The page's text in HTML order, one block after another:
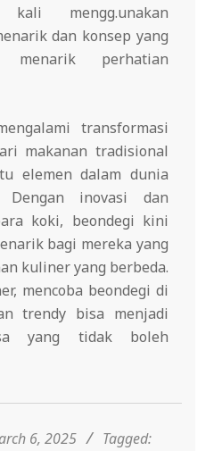
mengg.unakan
dan konsep yang
perhatian
transformasi
makanan tradisional
elemen dalam dunia
Dengan inovasi dan
koki, beondegi kini
bagi mereka yang
kuliner yang berbeda.
mencoba beondegi di
trendy bisa menjadi
yang tidak boleh
6, 2025
Tagged: